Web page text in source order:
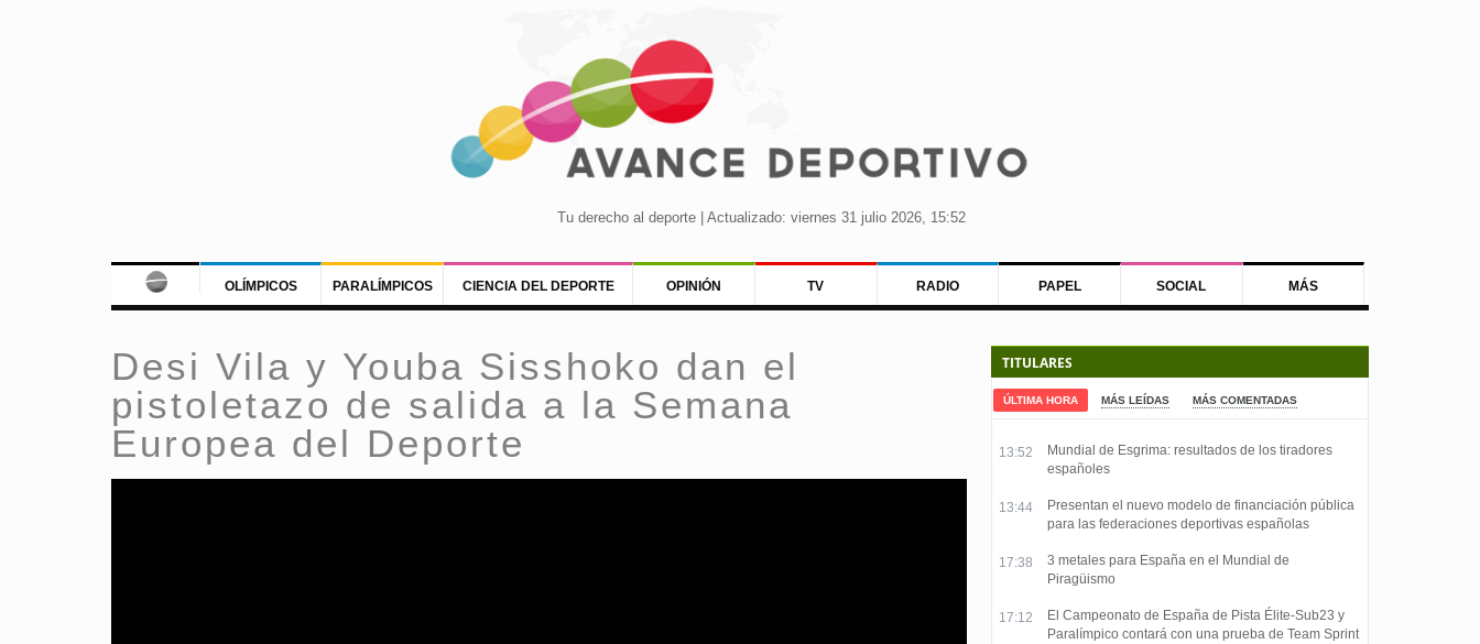
Tu derecho al deporte | Actualizado: viernes 31 julio 2026, 15:52
OLÍMPICOS PARALÍMPICOS CIENCIA DEL DEPORTE OPINIÓN TV RADIO PAPEL SOCIAL MÁS
Desi Vila y Youba Sisshoko dan el
pistoletazo de salida a la Semana
Europea del Deporte
TITULARES
ÚLTIMA HORA MÁS LEÍDAS MÁS COMENTADAS
13:52
Mundial de Esgrima: resultados de los tiradores
españoles
13:44
Presentan el nuevo modelo de financiación pública
para las federaciones deportivas españolas
17:38
3 metales para España en el Mundial de
Piragüismo
17:12
El Campeonato de España de Pista Élite-Sub23 y
Paralímpico contará con una prueba de Team Sprint